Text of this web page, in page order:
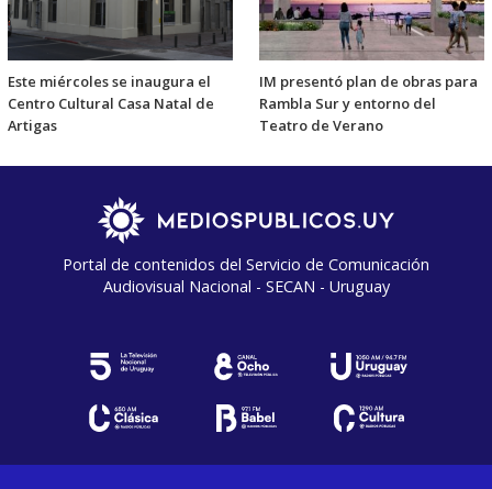
Este miércoles se inaugura el
Centro Cultural Casa Natal de
Artigas
IM presentó plan de obras para
Rambla Sur y entorno del
Teatro de Verano
Portal de contenidos del Servicio de Comunicación
Audiovisual Nacional - SECAN - Uruguay